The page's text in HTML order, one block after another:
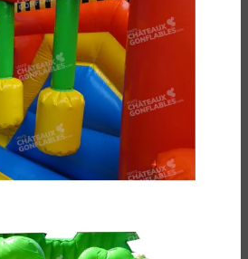
HT 1595,00€
Soufflerie incluse
nos gonflables
sur ce produit ?
Être rappelé